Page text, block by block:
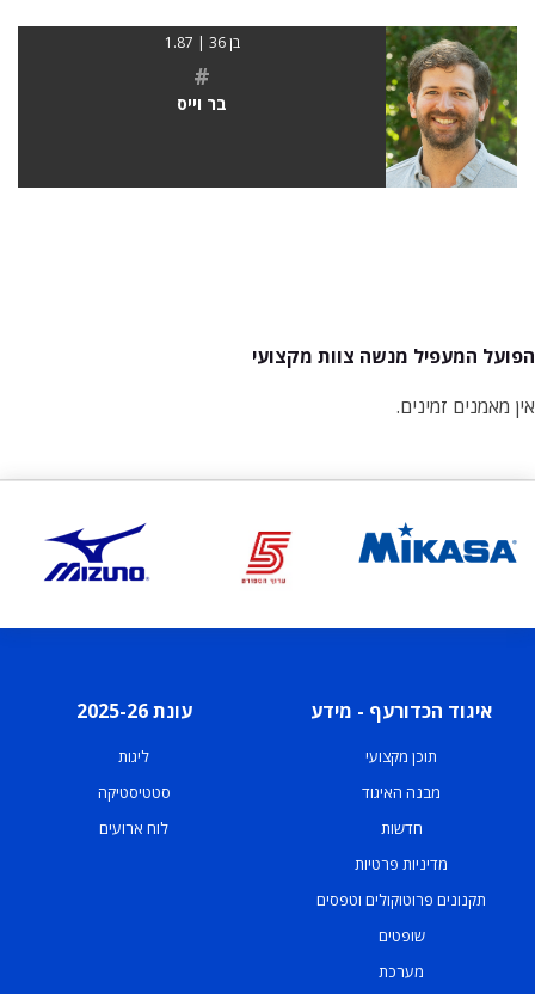
בן 36 | 1.87
#
בר וייס
הפועל המעפיל מנשה צוות מקצועי
אין מאמנים זמינים.
איגוד הכדורעף - מידע
תוכן מקצועי
מבנה האיגוד
חדשות
מדיניות פרטיות
תקנונים פרוטוקולים וטפסים
שופטים
מערכת
עונת 2025-26
ליגות
סטטיסטיקה
לוח ארועים